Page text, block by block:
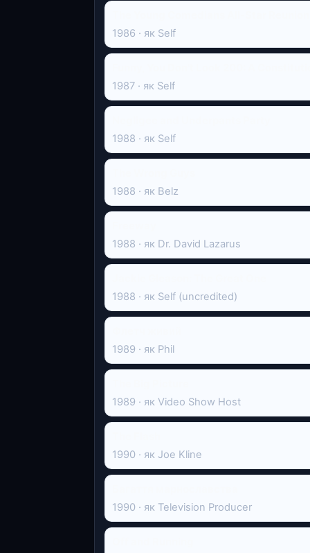
1986 · як Self
1987 · як Self
1988 · як Self
1988 · як Belz
1988 · як Dr. David Lazarus
1988 · як Self (uncredited)
1989 · як Phil
1989 · як Video Show Host
1990 · як Joe Kline
1990 · як Television Producer